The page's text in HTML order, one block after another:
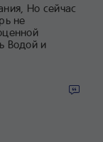
Но сейчас
не
Водой и